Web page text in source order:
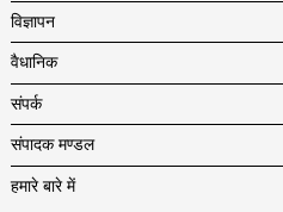
विज्ञापन
वैधानिक
संपर्क
संपादक मण्डल
हमारे बारे में